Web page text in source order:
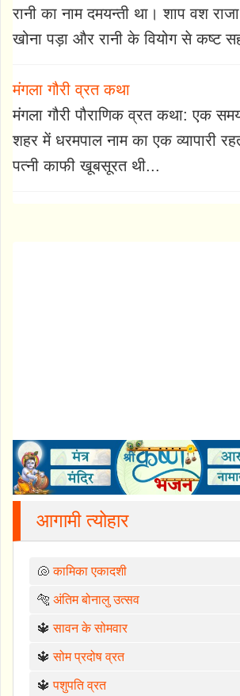
रानी का नाम दमयन्ती था। शाप वश
खोना पड़ा और रानी के वियोग से कष्ट
मंगला गौरी व्रत कथा
मंगला गौरी पौराणिक व्रत कथा: एक
शहर में धरमपाल नाम का एक व्यापारी
पत्नी काफी खूबसूरत थी...
आगामी त्योहार
🐚कामिका एकादशी
🐅 अंतिम बोनालु उत्सव
🔱सावन के सोमवार
🔱सोम प्रदोष व्रत
🔱पशुपति व्रत